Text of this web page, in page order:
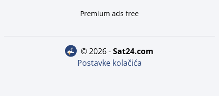
Premium ads free
© 2026 - sat24.com
Postavke kolačića